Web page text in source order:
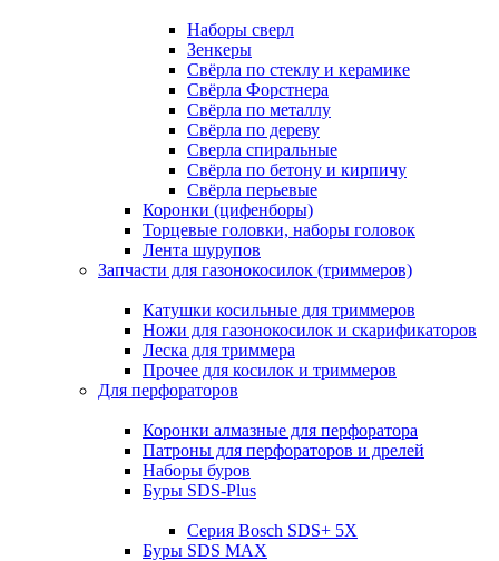
Наборы сверл
Зенкеры
Свёрла по стеклу и керамике
Свёрла Форстнера
Свёрла по металлу
Свёрла по дереву
Сверла спиральные
Свёрла по бетону и кирпичу
Свёрла перьевые
Коронки (цифенборы)
Торцевые головки, наборы головок
Лента шурупов
Запчасти для газонокосилок (триммеров)
Катушки косильные для триммеров
Ножи для газонокосилок и скарификаторов
Леска для триммера
Прочее для косилок и триммеров
Для перфораторов
Коронки алмазные для перфоратора
Патроны для перфораторов и дрелей
Наборы буров
Буры SDS-Plus
Серия Bosch SDS+ 5X
Буры SDS MAX